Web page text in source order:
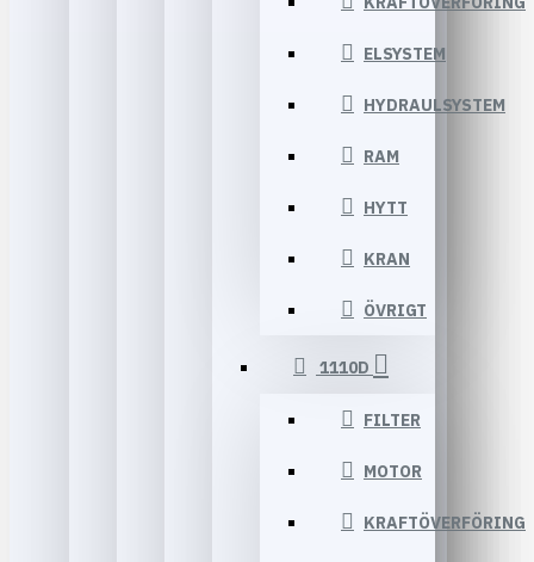
ELSYSTEM
HYDRAULSYSTEM
RAM
HYTT
KRAN
ÖVRIGT
1110D
FILTER
MOTOR
KRAFTÖVERFÖRING